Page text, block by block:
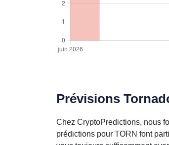
Prévisions
Chez CryptoPredictions, nous
prédictions pour TORN font